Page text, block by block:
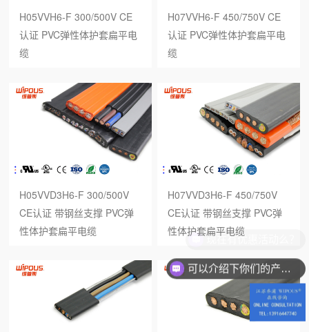
H05VVH6-F 300/500V CE
认证 PVC弹性体护套扁平电
缆
H07VVH6-F 450/750V CE
认证 PVC弹性体护套扁平电
缆
H05VVD3H6-F 300/500V
CE认证 带钢丝支撑 PVC弹
性体护套扁平电缆
H07VVD3H6-F 450/750V
CE认证 带钢丝支撑 PVC弹
性体护套扁平电缆
可以介绍下你们的产品么？
现在有优惠活动么？